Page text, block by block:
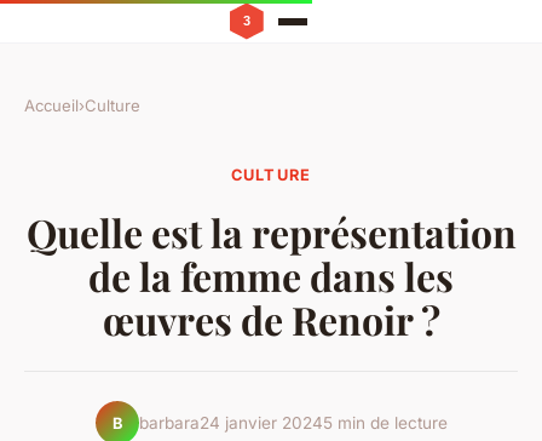
Accueil›Culture
CULTURE
Quelle est la représentation
de la femme dans les
œuvres de Renoir ?
B barbara24 janvier 20245 min de lecture